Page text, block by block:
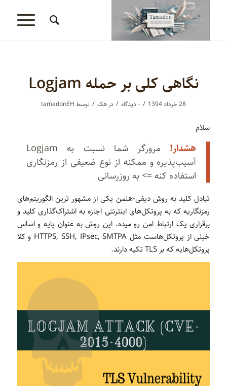
نگاهی کلی بر حمله Logjam
28 خرداد 1394 / ۰ دیدگاه‌ / در هک / توسط tamadonEH
سلام
هشدار!
مرورگر شما نسبت به Logjam
آسیب‌پذیره و ممکنه از نوع ضعیفی از رمزنگاری
استفاده کنه => به روزرسانی
تبادل کلید به روش دیفی-هلمن یکی از مشهور ترین الگوریتم‌های
رمزنگاریه که به پروتکل‌های اینترنتی اجازه‌ به اشتراک‌گذاری کلید و
برقراری یک ارتباط امن رو میده. این روش به عنوان پایه و اساس
خیلی از پروتکل‌هاست مثل HTTPS, SSH, IPsec, SMTPA و کلا
پروتکل‌هایه که بر TLS تکیه دارند.